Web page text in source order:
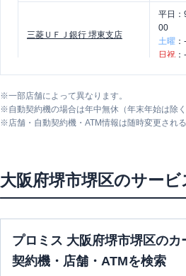
三菱ＵＦＪ銀行 堺東支店
平日：
00
土曜 ： -
日祝 ： -
三菱ＵＦＪ銀行 堺駅前支店
00
土曜：-
※一部店舗によって異なります。
※自動契約機の場合は年中無休（年末年始は除く
※店舗・自動契約機・ATM情報は随時変更され
大阪府堺市堺区のサービ
プロミス 大阪府堺市堺区のカ
契約機・店舗・ATMを検索